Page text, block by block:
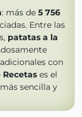
: más de 5 756
Entre las
patatas a la
con
es el
sencilla y